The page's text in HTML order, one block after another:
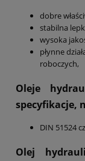
dobre
stabilna
wysoka
płynne
roboczych,
Oleje
specyfikacje,
DIN 51524
Olej